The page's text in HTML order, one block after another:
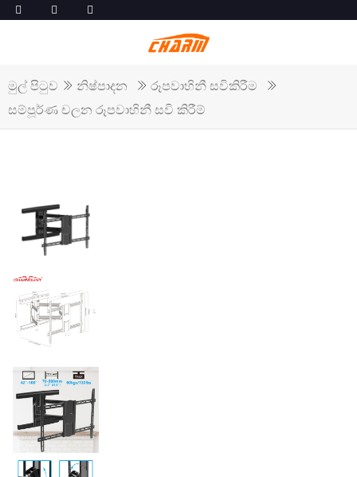
මුල් පිටුව නිෂ්පාදන
රූපවාහිනී සවිකිරීම
සම්පූර්ණ චලන රූපවාහිනී සවි කිරීම්